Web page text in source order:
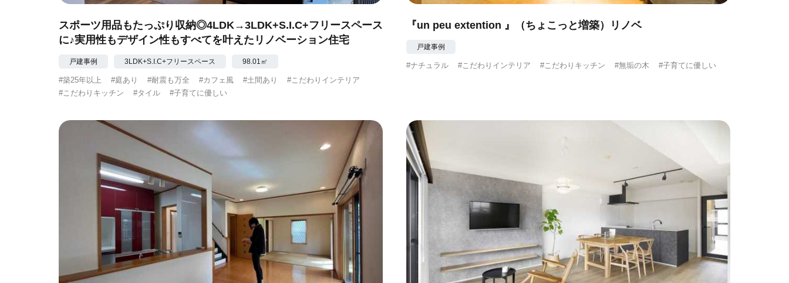
スポーツ用品もたっぷり収納◎4LDK→3LDK+S.I.C+フリースペース
に♪実用性もデザイン性もすべてを叶えたリノベーション住宅
戸建事例 3LDK+S.I.C+フリースペース 98.01㎡
#築25年以上 #庭あり #耐震も万全 #カフェ風 #土間あり
#こだわりインテリア
#こだわりキッチン
#タイル #子育てに優しい
『un peu extention 』（ちょこっと増築）リノベ
戸建事例
#ナチュラル #こだわりインテリア #こだわりキッチン #無垢の木 #子育てに優しい